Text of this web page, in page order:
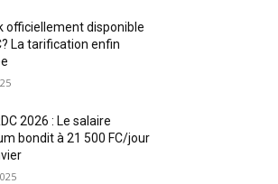
officiellement disponible
La tarification enfin
2026 : Le salaire
bondit à 21 500 FC/jour